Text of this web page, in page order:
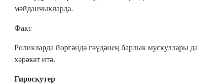
мәйданчыкларда.
Факт
Роликларда йөргәндә гәүдәнең барлык мускуллары да
хәрәкәт итә.
Гироскутер